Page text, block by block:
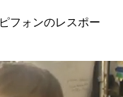
フォンのレスポー